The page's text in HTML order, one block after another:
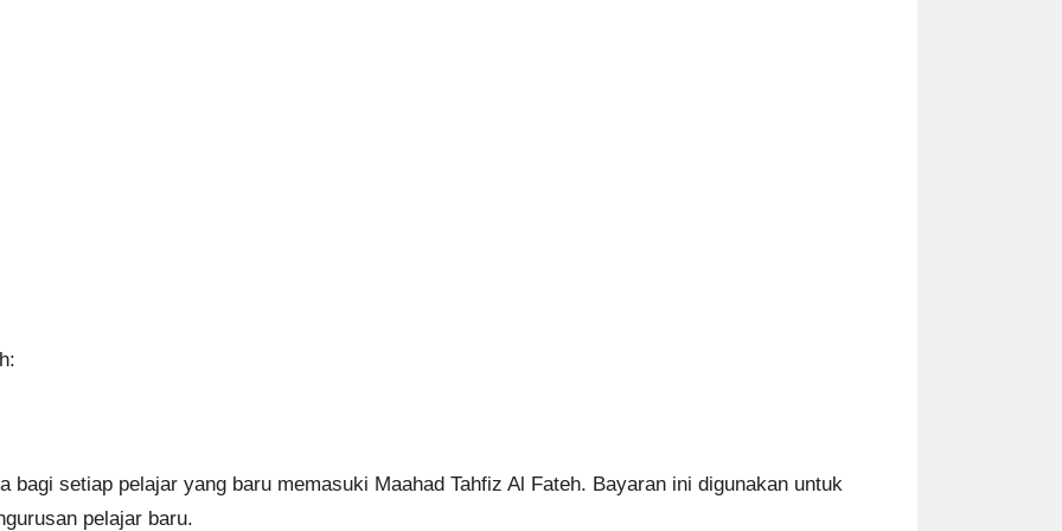
bagi setiap pelajar yang baru memasuki Maahad Tahfiz Al Fateh. Bayaran ini digunakan untuk
pelajar baru.